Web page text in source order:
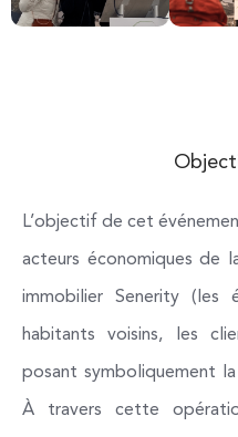
L’objectif de cet
acteurs économiquesde
immobilier Senerity (les
habitants voisins, les
posant symboliquement
À travers cette